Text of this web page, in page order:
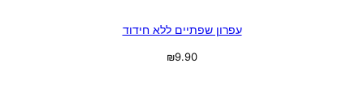
עפרון שפתיים ללא חידוד
₪9.90